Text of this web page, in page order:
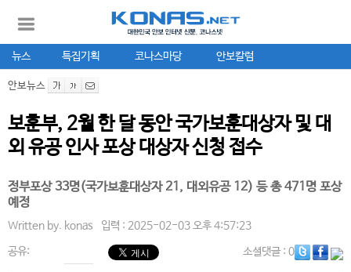
뉴스 특집기획 코나스마당 안보칼럼
안보뉴스
보훈부, 2월 한 달 동안 국가보훈대상자 및 대
외 유공 인사 포상 대상자 신청 접수
정부포상 33명(국가보훈대상자 21, 대외유공 12) 등 총 471명 포상
예정
Written by. konas 입력 : 2025-02-03 오후 4:57:23
공유: 소셜댓글: 0